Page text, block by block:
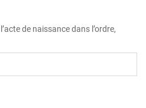
de naissance dans l’ordre,